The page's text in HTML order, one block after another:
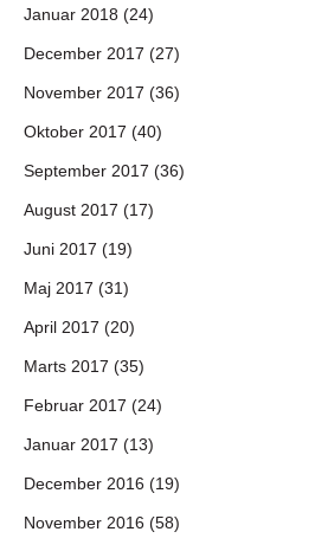
Januar 2018 (24)
December 2017 (27)
November 2017 (36)
Oktober 2017 (40)
September 2017 (36)
August 2017 (17)
Juni 2017 (19)
Maj 2017 (31)
April 2017 (20)
Marts 2017 (35)
Februar 2017 (24)
Januar 2017 (13)
December 2016 (19)
November 2016 (58)